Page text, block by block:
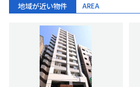
地域が近い物件 AREA